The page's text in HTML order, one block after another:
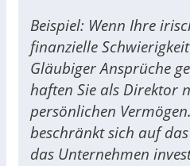
Beispiel: Wenn Ihre
finanzielle
Gläubiger Ansprüche
haften Sie als Direktor
persönlichen
beschränkt sich auf
das Unternehmen